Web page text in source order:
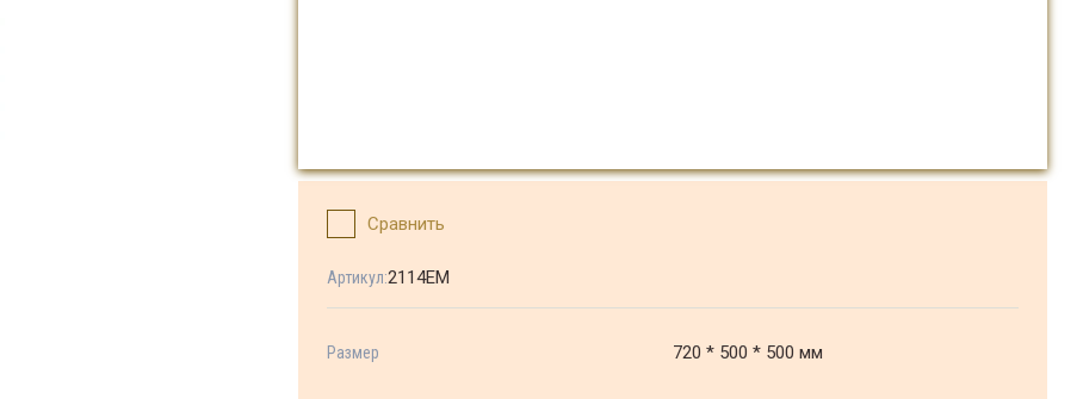
Сравнить
Артикул:2114ЕМ
Размер 720 * 500 * 500 мм